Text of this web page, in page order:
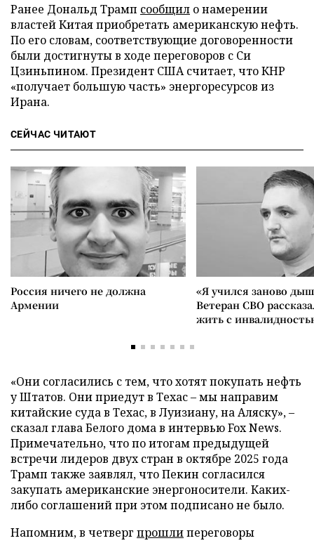
Ранее Дональд Трамп сообщил о намерении
властей Китая приобретать американскую нефть.
По его словам, соответствующие договоренности
были достигнуты в ходе переговоров с Си
Цзиньпином. Президент США считает, что КНР
«получает большую часть» энергоресурсов из
Ирана.
СЕЙЧАС ЧИТАЮТ
Россия ничего не должна
Армении
«Я учился заново
Ветеран СВО
жить с
«Они согласились с тем, что хотят покупать нефть
у Штатов. Они приедут в Техас – мы направим
китайские суда в Техас, в Луизиану, на Аляску», –
сказал глава Белого дома в интервью Fox News.
Примечательно, что по итогам предыдущей
встречи лидеров двух стран в октябре 2025 года
Трамп также заявлял, что Пекин согласился
закупать американские энергоносители. Каких-
либо соглашений при этом подписано не было.
Напомним, в четверг прошлипереговоры